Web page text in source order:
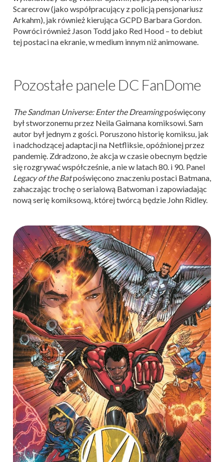
Scarecrow (jako współpracujący z policją pensjonariusz
Arkahm), jak również kierująca GCPD Barbara Gordon.
Powróci również Jason Todd jako Red Hood – to debiut
tej postaci na ekranie, w medium innym niż animowane.
Pozostałe panele DC FanDome
The Sandman Universe: Enter the Dreamingpoświęcony
był stworzonemu przez Neila Gaimana komiksowi. Sam
autor był jednym z gości. Poruszono historię komiksu, jak
i nadchodzącej adaptacji na Netfliksie, opóźnionej przez
pandemię. Zdradzono, że akcja w czasie obecnym będzie
się rozgrywać współcześnie, a nie w latach 80. i 90. Panel
Legacy of the Batpoświęcono znaczeniu postaci Batmana,
zahaczając trochę o serialową Batwoman i zapowiadając
nową serię komiksową, której twórcą będzie John Ridley.